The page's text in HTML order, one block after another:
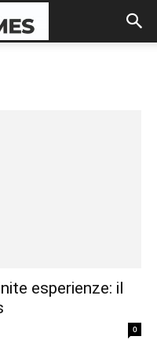
esperienze: il
0